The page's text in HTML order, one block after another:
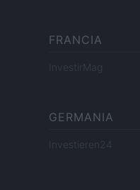
FRANCIA
InvestirMag
GERMANIA
Investieren24